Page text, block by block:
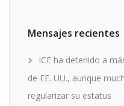
Mensajes recientes
ICE ha detenido a
de EE. UU., aunque
regularizar su estatus